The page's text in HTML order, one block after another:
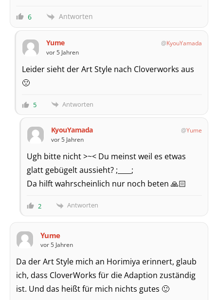
6 Antworten
Yume
KyouYamada
vor 5 Jahren
Leider sieht der Art Style nach Cloverworks aus
🙁
5 Antworten
KyouYamada
Yume
vor 5 Jahren
Ugh bitte nicht >~< Du meinst weil es etwas
glatt gebügelt aussieht? ;____;
Da hilft wahrscheinlich nur noch beten 🙏🏻
2 Antworten
Yume
vor 5 Jahren
Da der Art Style mich an Horimiya erinnert, glaub
ich, dass CloverWorks für die Adaption zuständig
ist. Und das heißt für mich nichts gutes 🙂